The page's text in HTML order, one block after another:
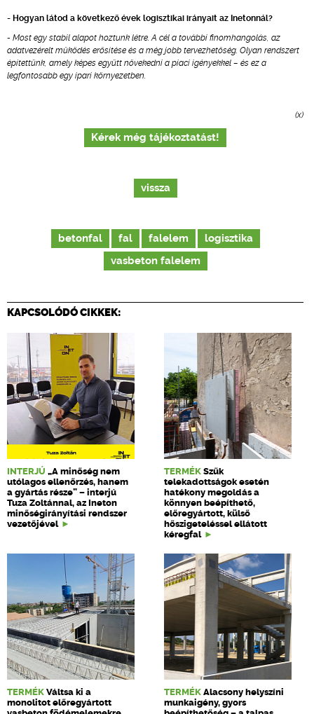
- Hogyan látod a következő évek logisztikai irányait az Inetonnál?
- Most egy stabil alapot hoztunk létre. A cél a további finomhangolás, az
adatvezérelt működés erősítése és a még jobb tervezhetőség. Olyan rendszert
építettünk, amely képes együtt növekedni a piaci igényekkel – és ez a
legfontosabb egy ipari környezetben.
(x)
Kérek még tájékoztatást!
vissza
betonfal fal falelem
logisztika
vasbeton falelem
KAPCSOLÓDÓ CIKKEK:
INTERJÚ „A minőség nem
utólagos ellenőrzés, hanem
a gyártás része” – interjú
Tuza Zoltánnal, az Ineton
minőségirányítási rendszer
vezetőjével
TERMÉK Szűk
telekadottságok esetén
hatékony megoldás a
könnyen beépíthető,
előregyártott, külső
hőszigeteléssel ellátott
kéregfal
TERMÉK Váltsa ki a
monolitot előregyártott
TERMÉK Alacsony helyszíni
munkaigény, gyors